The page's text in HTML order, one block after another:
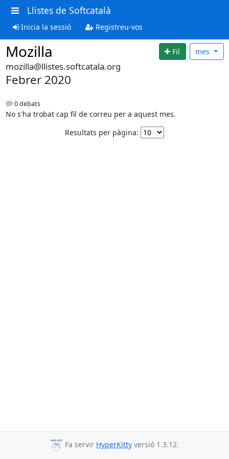
Llistes de Softcatalà
Inicia la sessió Registreu-vos
Mozilla Fil mes
mozilla@llistes.softcatala.org
Febrer 2020
0 debats
No s'ha trobat cap fil de correu per a aquest mes.
Resultats per pàgina:
Fa servir HyperKitty versió 1.3.12.